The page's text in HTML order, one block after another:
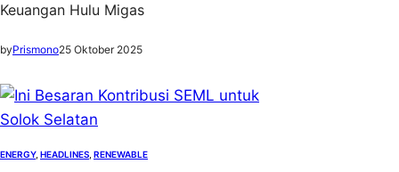
Keuangan Hulu Migas
byPrismono25 Oktober 2025
ENERGY, HEADLINES RENEWABLE